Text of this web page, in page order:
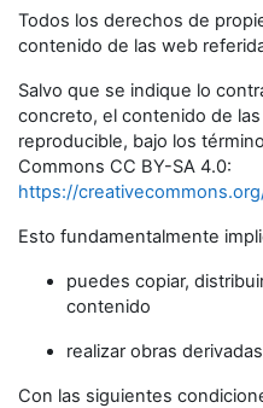
Todos los derechos de
contenido de las web
Salvo que se indique lo
concreto, el contenido de
reproducible, bajo los
Commons CC BY-SA 4.0:
https://
Esto fundamentalmente
puedes copiar,
contenido
realizar obras derivadas
Con las siguientes